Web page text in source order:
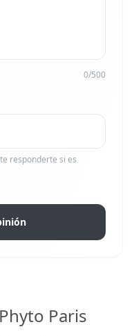
0/500
responderte si es
Paris